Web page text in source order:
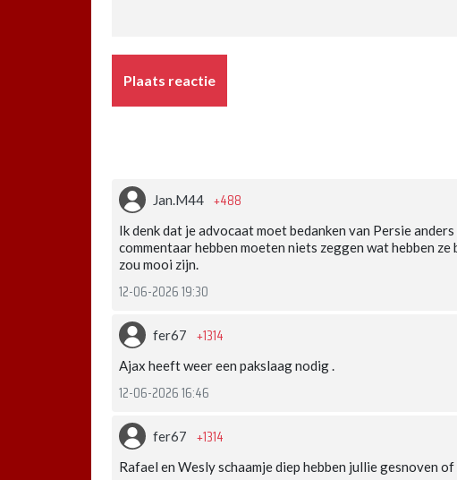
Plaats reactie
Jan.M44 +488
Ik denk dat je advocaat moet bedanken van Persie
commentaar hebben moeten niets zeggen wat hebben
zou mooi zijn.
12-06-2026 19:30
fer67 +1314
Ajax heeft weer een pakslaag nodig .
12-06-2026 16:46
fer67 +1314
Rafael en Wesly schaamje diep hebben jullie gesnoven of